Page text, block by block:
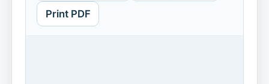
Print PDF